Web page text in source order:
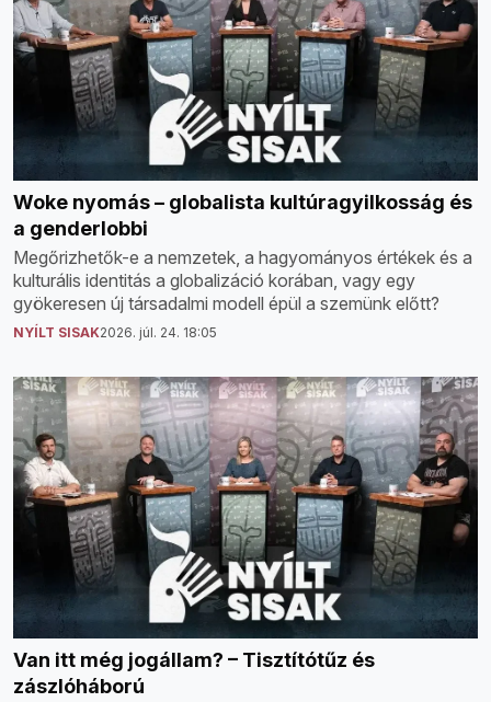
Woke nyomás – globalista kultúragyilkosság és
a genderlobbi
Megőrizhetők-e a nemzetek, a hagyományos értékek és a
kulturális identitás a globalizáció korában, vagy egy
gyökeresen új társadalmi modell épül a szemünk előtt?
NYÍLT SISAK2026. júl. 24. 18:05
Van itt még jogállam? – Tisztítótűz és
zászlóháború